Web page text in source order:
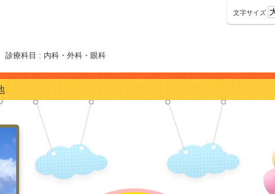
診療科目 : 内科・外科・眼科
文字サイズ